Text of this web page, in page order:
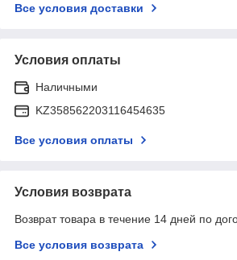
Все условия доставки
Условия оплаты
Наличными
KZ358562203116454635
Все условия оплаты
Условия возврата
Возврат товара в течение 14 дней по
Все условия возврата